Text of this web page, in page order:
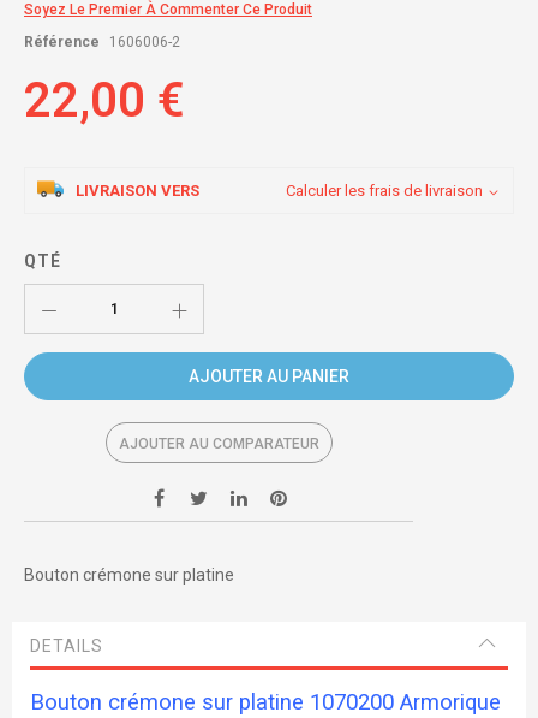
beginning
of
images
gallery
Soyez Le Premier À Commenter Ce Produit
Référence
1606006-2
22,00 €
LIVRAISON VERS Calculer les frais de livraison
QTÉ
AJOUTER AU PANIER
AJOUTER AU COMPARATEUR
Bouton crémone sur platine
DETAILS
Bouton crémone sur platine 1070200 Armorique